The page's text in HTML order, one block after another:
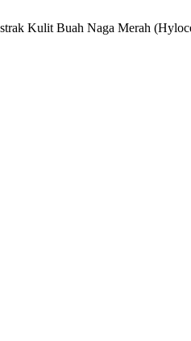
Kulit Buah Naga Merah